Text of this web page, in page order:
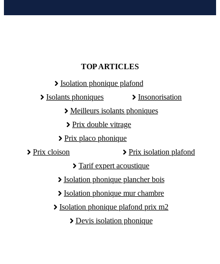
TOP ARTICLES
Isolation phonique plafond
Isolants phoniques
Insonorisation
Meilleurs isolants phoniques
Prix double vitrage
Prix placo phonique
Prix cloison
Prix isolation plafond
Tarif expert acoustique
Isolation phonique plancher bois
Isolation phonique mur chambre
Isolation phonique plafond prix m2
Devis isolation phonique